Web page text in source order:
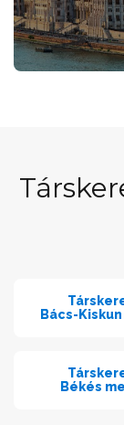
Bács-
Békés